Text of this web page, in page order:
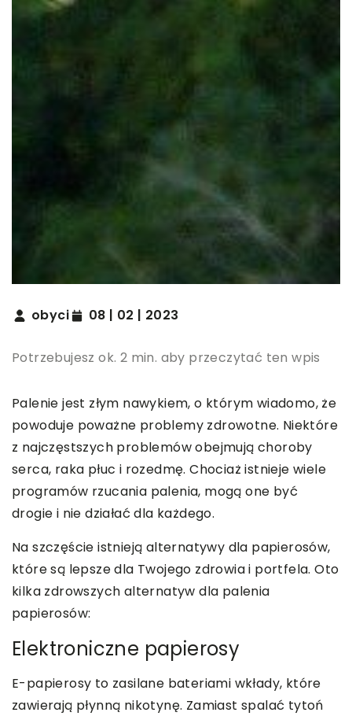
obyci 08 | 02 | 2023
Potrzebujesz ok. 2 min. aby przeczytać ten wpis
Palenie jest złym nawykiem, o którym wiadomo, że
powoduje poważne problemy zdrowotne. Niektóre
z najczęstszych problemów obejmują choroby
serca, raka płuc i rozedmę. Chociaż istnieje wiele
programów rzucania palenia, mogą one być
drogie i nie działać dla każdego.
Na szczęście istnieją alternatywy dla papierosów,
które są lepsze dla Twojego zdrowia i portfela. Oto
kilka zdrowszych alternatyw dla palenia
papierosów:
Elektroniczne papierosy
E-papierosy to zasilane bateriami wkłady, które
zawierają płynną nikotynę. Zamiast spalać tytoń